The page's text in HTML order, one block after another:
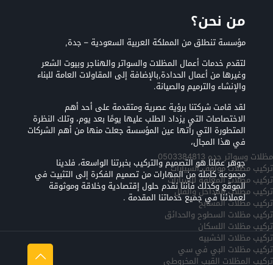
من نحن؟
مؤسسة تنطلق من المملكة العربية السعودية – جدة,
لتقدم خدمات أعمال المظلات والسواتر والهناجر وبيوت الشعر
وغيرها من أعمال الحدادة,بالإضافة إلى المقاولات العامة للبناء
والإنشاء والترميم والصيانة.
لقد قامت شركتنا برؤية عصرية ومتقدمة على أحد أهم
الاختصاصات التي يزداد الطلب عليها يومًا بعد يوم، وتلك النظرة
المتطورة التي رأتها عين المؤسسة جعلت منها من أهم الشركات
في هذا المجال،
جوهر عملنا هو التصميم والتركيب بخبرتنا الواسعة، فلدينا
مجموعة كاملة من المهارات من تصميم الفكرة إلى التثبيت في
الموقع وكذلك فأننا نقدم حلول إقتصادية وخلاقة وموثوقة
لعملائنا في جميع خدماتنا المقدمة .
مظلات وسواتر جده 0503384813
تركيب مظلات مواقف السيارات
تركيب مظلات المعلقه للسيارات
تركيب مظلات المداخل والفلل
تركيب مظلات المسابح
تركيب مظلات السطوح والحدائق
تركيب مظلات اللسكان
تركيب مظلات الخشبيه
تركيب مظلات البي في سي
تركيب المظلات القبب المخروطي